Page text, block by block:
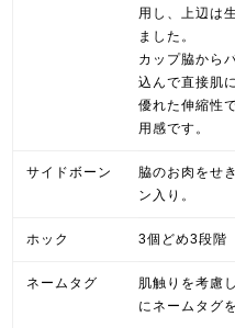
用し、上辺は
ました。
カップ脇から
込んで直接肌
優れた伸縮性
用感です。
サイドボーン
脇のお肉をせ
ン入り。
ホック 3個どめ3段階
ネームタグ
肌触りを考慮
にネームタグ